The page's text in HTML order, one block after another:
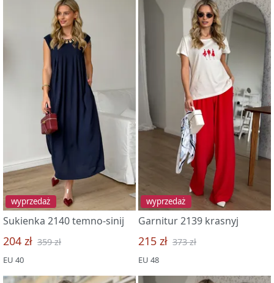
wyprzedaż
Sukienka 2140 temno-sinij
204 zł 359 zł
EU 40
wyprzedaż
Garnitur 2139 krasnyj
215 zł 373 zł
EU 48